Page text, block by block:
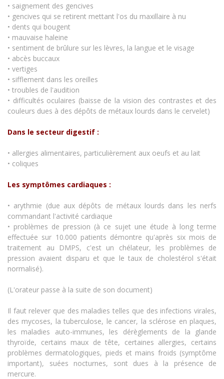
• saignement des gencives
• gencives qui se retirent mettant l'os du maxillaire à nu
• dents qui bougent
• mauvaise haleine
• sentiment de brûlure sur les lèvres, la langue et le visage
• abcès buccaux
• vertiges
• sifflement dans les oreilles
• troubles de l'audition
• difficultés oculaires (baisse de la vision des contrastes et des
couleurs dues à des dépôts de métaux lourds dans le cervelet)
Dans le secteur digestif :
• allergies alimentaires, particulièrement aux oeufs et au lait
• coliques
Les symptômes cardiaques :
• arythmie (due aux dépôts de métaux lourds dans les nerfs
commandant l'activité cardiaque
• problèmes de pression (à ce sujet une étude à long terme
effectuée sur 10.000 patients démontre qu'après six mois de
traitement au DMPS, c'est un chélateur, les problèmes de
pression avaient disparu et que le taux de cholestérol s'était
normalisé).
(L'orateur passe à la suite de son document)
Il faut relever que des maladies telles que des infections virales,
des mycoses, la tuberculose, le cancer, la sclérose en plaques,
les maladies auto-immunes, les dérèglements de la glande
thyroïde, certains maux de tête, certaines allergies, certains
problèmes dermatologiques, pieds et mains froids (symptôme
important), suées nocturnes, sont dues à la présence de
mercure.